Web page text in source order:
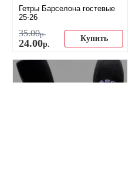
Гетры Барселона гостевые
25-26
35.00р.
24.00р.
Купить